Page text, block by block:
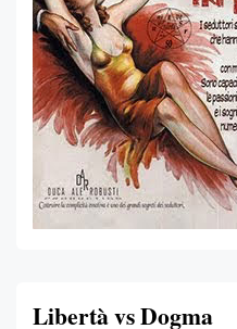
Libertà vs Dogma